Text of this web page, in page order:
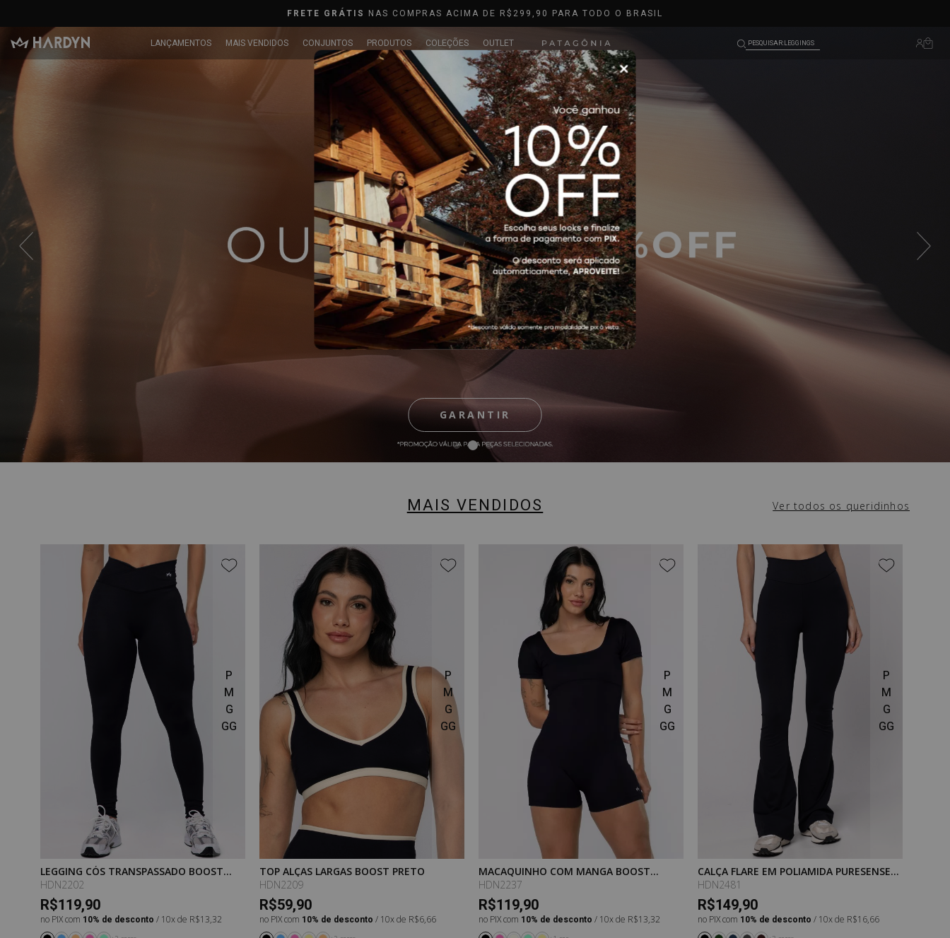
OUTLET EM ATÉ80%*OFF
LANÇAMENTOS MAIS VENDIDOS CONJUNTOS PRODUTOS COLEÇÕES OUTLET PESQUISAR:SHORTS
COMPRAR
GARANTIR
GARANTIR
MAIS VENDIDOS Ver todos os queridinhos
LEGGING CÓS TRANSPASSADO BOOST
PRETO
HDN2202
R$119,90
no PIX com 10% de desconto / 10x de R$13,32
P
M
G
GG
TOP ALÇAS LARGAS BOOST PRETO
HDN2209
R$59,90
no PIX com 10% de desconto / 10x de R$6,66
P
M
G
GG
MACAQUINHO COM MANGA BOOST
PRETO
HDN2237
R$119,90
no PIX com 10% de desconto / 10x de R$13,32
P
M
G
GG
CALÇA FLARE EM POLIAMIDA PURESENSE
PRETO
HDN2481
R$149,90
no PIX com 10% de desconto / 10x de R$16,66
P
M
G
GG